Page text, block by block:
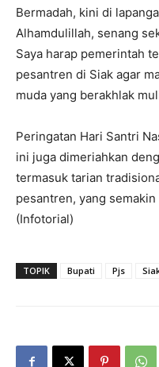
Bermadah, kini di
Alhamdulillah, senang
Saya harap pemerintah
pesantren di Siak agar
muda yang berakhlak
Peringatan Hari Santri
ini juga dimeriahkan
termasuk tarian
pesantren, yang
(Infotorial)
TOPIK Bupati Pjs